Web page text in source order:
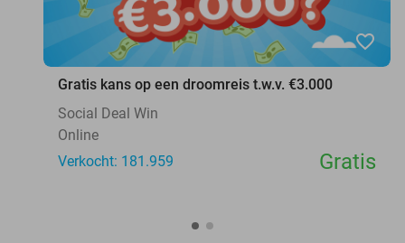
favorite_border
Gratis kans op een droomreis t.w.v. €3.000
Social Deal Win
Online
Verkocht: 181.959
Gratis